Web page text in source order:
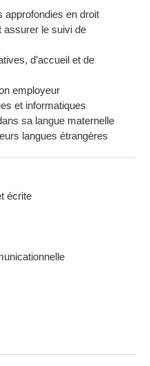
approfondies en droit
assurer le suivi de
d’accueil et de
employeur
et informatiques
sa langue maternelle
langues étrangères
écrite